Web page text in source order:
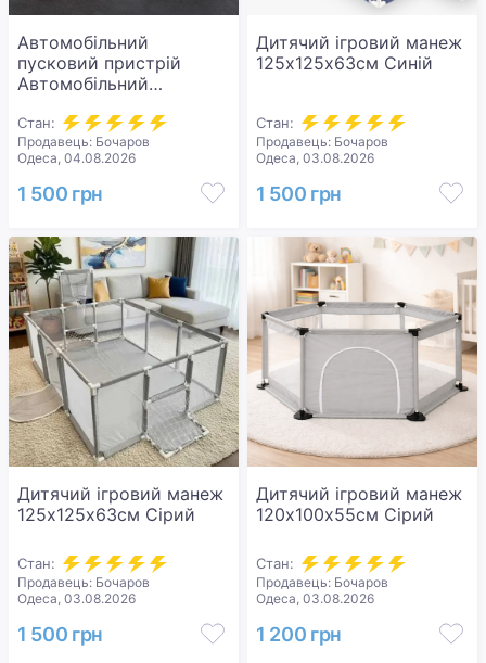
Автомобільний
пусковий пристрій
Автомобільний
акумулятора JUMP
STARTER 69800mah +
Компрессор / Пусковий
пристрій для авто /
Бустер
Стан:
Продавець: Бочаров
Одеса, 04.08.2026
1 500 грн
Дитячий ігровий манеж
125х125х63см Синій
Стан:
Продавець: Бочаров
Одеса, 03.08.2026
1 500 грн
Дитячий ігровий манеж
125х125х63см Сірий
Стан:
Продавець: Бочаров
Одеса, 03.08.2026
1 500 грн
Дитячий ігровий манеж
120х100х55см Сірий
Стан:
Продавець: Бочаров
Одеса, 03.08.2026
1 200 грн